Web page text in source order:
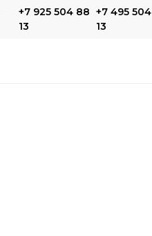
+7 925 504 88
13
+7 495
13